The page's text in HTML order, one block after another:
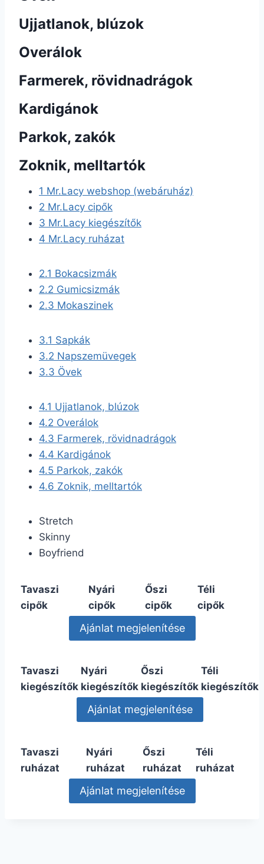
Ujjatlanok, blúzok
Overálok
Farmerek, rövidnadrágok
Kardigánok
Parkok, zakók
Zoknik, melltartók
1 Mr.Lacy webshop (webáruház)
2 Mr.Lacy cipők
3 Mr.Lacy kiegészítők
4 Mr.Lacy ruházat
2.1 Bokacsizmák
2.2 Gumicsizmák
2.3 Mokaszinek
3.1 Sapkák
3.2 Napszemüvegek
3.3 Övek
4.1 Ujjatlanok, blúzok
4.2 Overálok
4.3 Farmerek, rövidnadrágok
4.4 Kardigánok
4.5 Parkok, zakók
4.6 Zoknik, melltartók
Stretch
Skinny
Boyfriend
Tavaszi
cipők
Nyári
cipők
Őszi
cipők
Téli
cipők
Tavaszi
kiegészítők
Nyári
kiegészítők
Őszi
kiegészítők
Téli
kiegészítők
Tavaszi
ruházat
Nyári
ruházat
Őszi
ruházat
Téli
ruházat